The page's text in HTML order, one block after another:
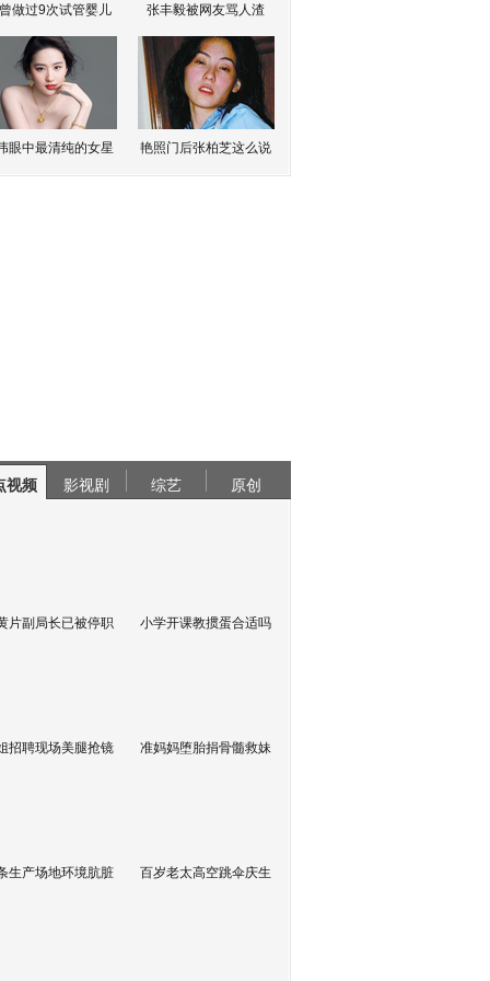
做过9次试管婴儿 张丰毅被网友骂人渣
眼中最清纯的女星 艳照门后张柏芝这么说
视频 影视剧 综艺 原创
片副局长已被停职 小学开课教掼蛋合适吗
招聘现场美腿抢镜 准妈妈堕胎捐骨髓救妹
生产场地环境肮脏 百岁老太高空跳伞庆生